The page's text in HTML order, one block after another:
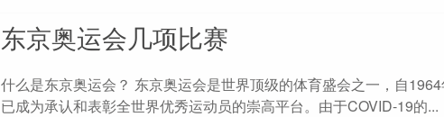
东京奥运会几项比赛
什么是东京奥运会？ 东京奥运会是世界顶级的体育盛会之一，自
已成为承认和表彰全世界优秀运动员的崇高平台。由于COVID-19的...